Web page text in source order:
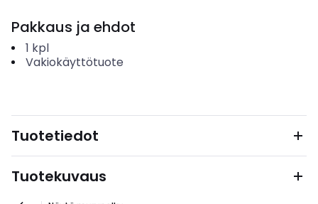
Pakkaus ja ehdot
1 kpl
Vakiokäyttötuote
Tuotetiedot
Tuotekuvaus